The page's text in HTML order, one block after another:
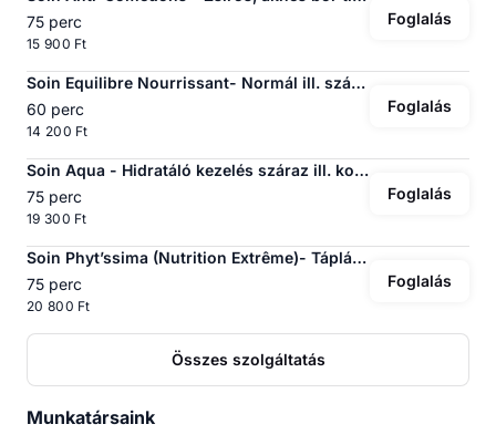
75 perc
15 900 Ft
Foglalás
Soin Equilibre Nourrissant- Normál ill. száraz bőr tápláló és védő kezelése
60 perc
14 200 Ft
Foglalás
Soin Aqua - Hidratáló kezelés száraz ill. kombinált bőrre
75 perc
19 300 Ft
Foglalás
Soin Phyt’ssima (Nutrition Extrême)- Tápláló kezelés extra száraz, érzékeny bőrre
75 perc
20 800 Ft
Foglalás
Összes szolgáltatás
Munkatársaink